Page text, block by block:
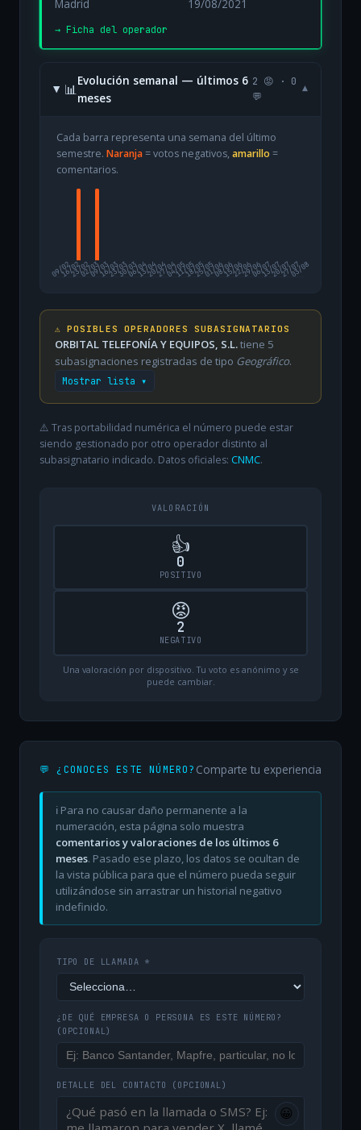
Madrid 19/08/2021
→ Ficha del operador
📊
Evolución semanal — últimos 6
meses
2 😡 · 0
💬
▾
Cada barra representa una semana del último
semestre. Naranja= votos negativos, amarillo =
comentarios.
09/02
16/0223/0202/0309/0316/0323/0330/0306/0413/0420/0427/0404/0511/0518/0525/0501/0608/0615/0622/0629/0606/0713/0720/0727/07
03/08
⚠️ POSIBLES OPERADORES SUBASIGNATARIOS
ORBITAL TELEFONÍA Y EQUIPOS, S.L.tiene 5
subasignaciones registradas de tipo Geográfico.
Mostrar lista ▾
⚠️ Tras portabilidad numérica el número puede estar
siendo gestionado por otro operador distinto al
subasignatario indicado. Datos oficiales: CNMC.
VALORACIÓN
👍
0
POSITIVO
😡
2
NEGATIVO
Una valoración por dispositivo. Tu voto es anónimo y se
puede cambiar.
💬 ¿CONOCES ESTE NÚMERO? Comparte tu experiencia
ℹ️ Para no causar daño permanente a la
numeración, esta página solo muestra
comentarios y valoraciones de los últimos 6
meses. Pasado ese plazo, los datos se ocultan de
la vista pública para que el número pueda seguir
utilizándose sin arrastrar un historial negativo
indefinido.
TIPO DE LLAMADA *
¿DE QUÉ EMPRESA O PERSONA ES ESTE NÚMERO?
(OPCIONAL)
DETALLE DEL CONTACTO (OPCIONAL)
😀